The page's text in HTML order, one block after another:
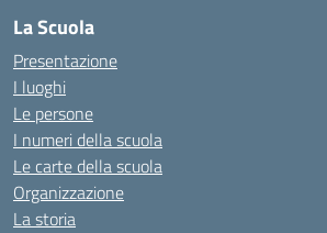
La Scuola
Presentazione
I luoghi
Le persone
I numeri della scuola
Le carte della scuola
Organizzazione
La storia